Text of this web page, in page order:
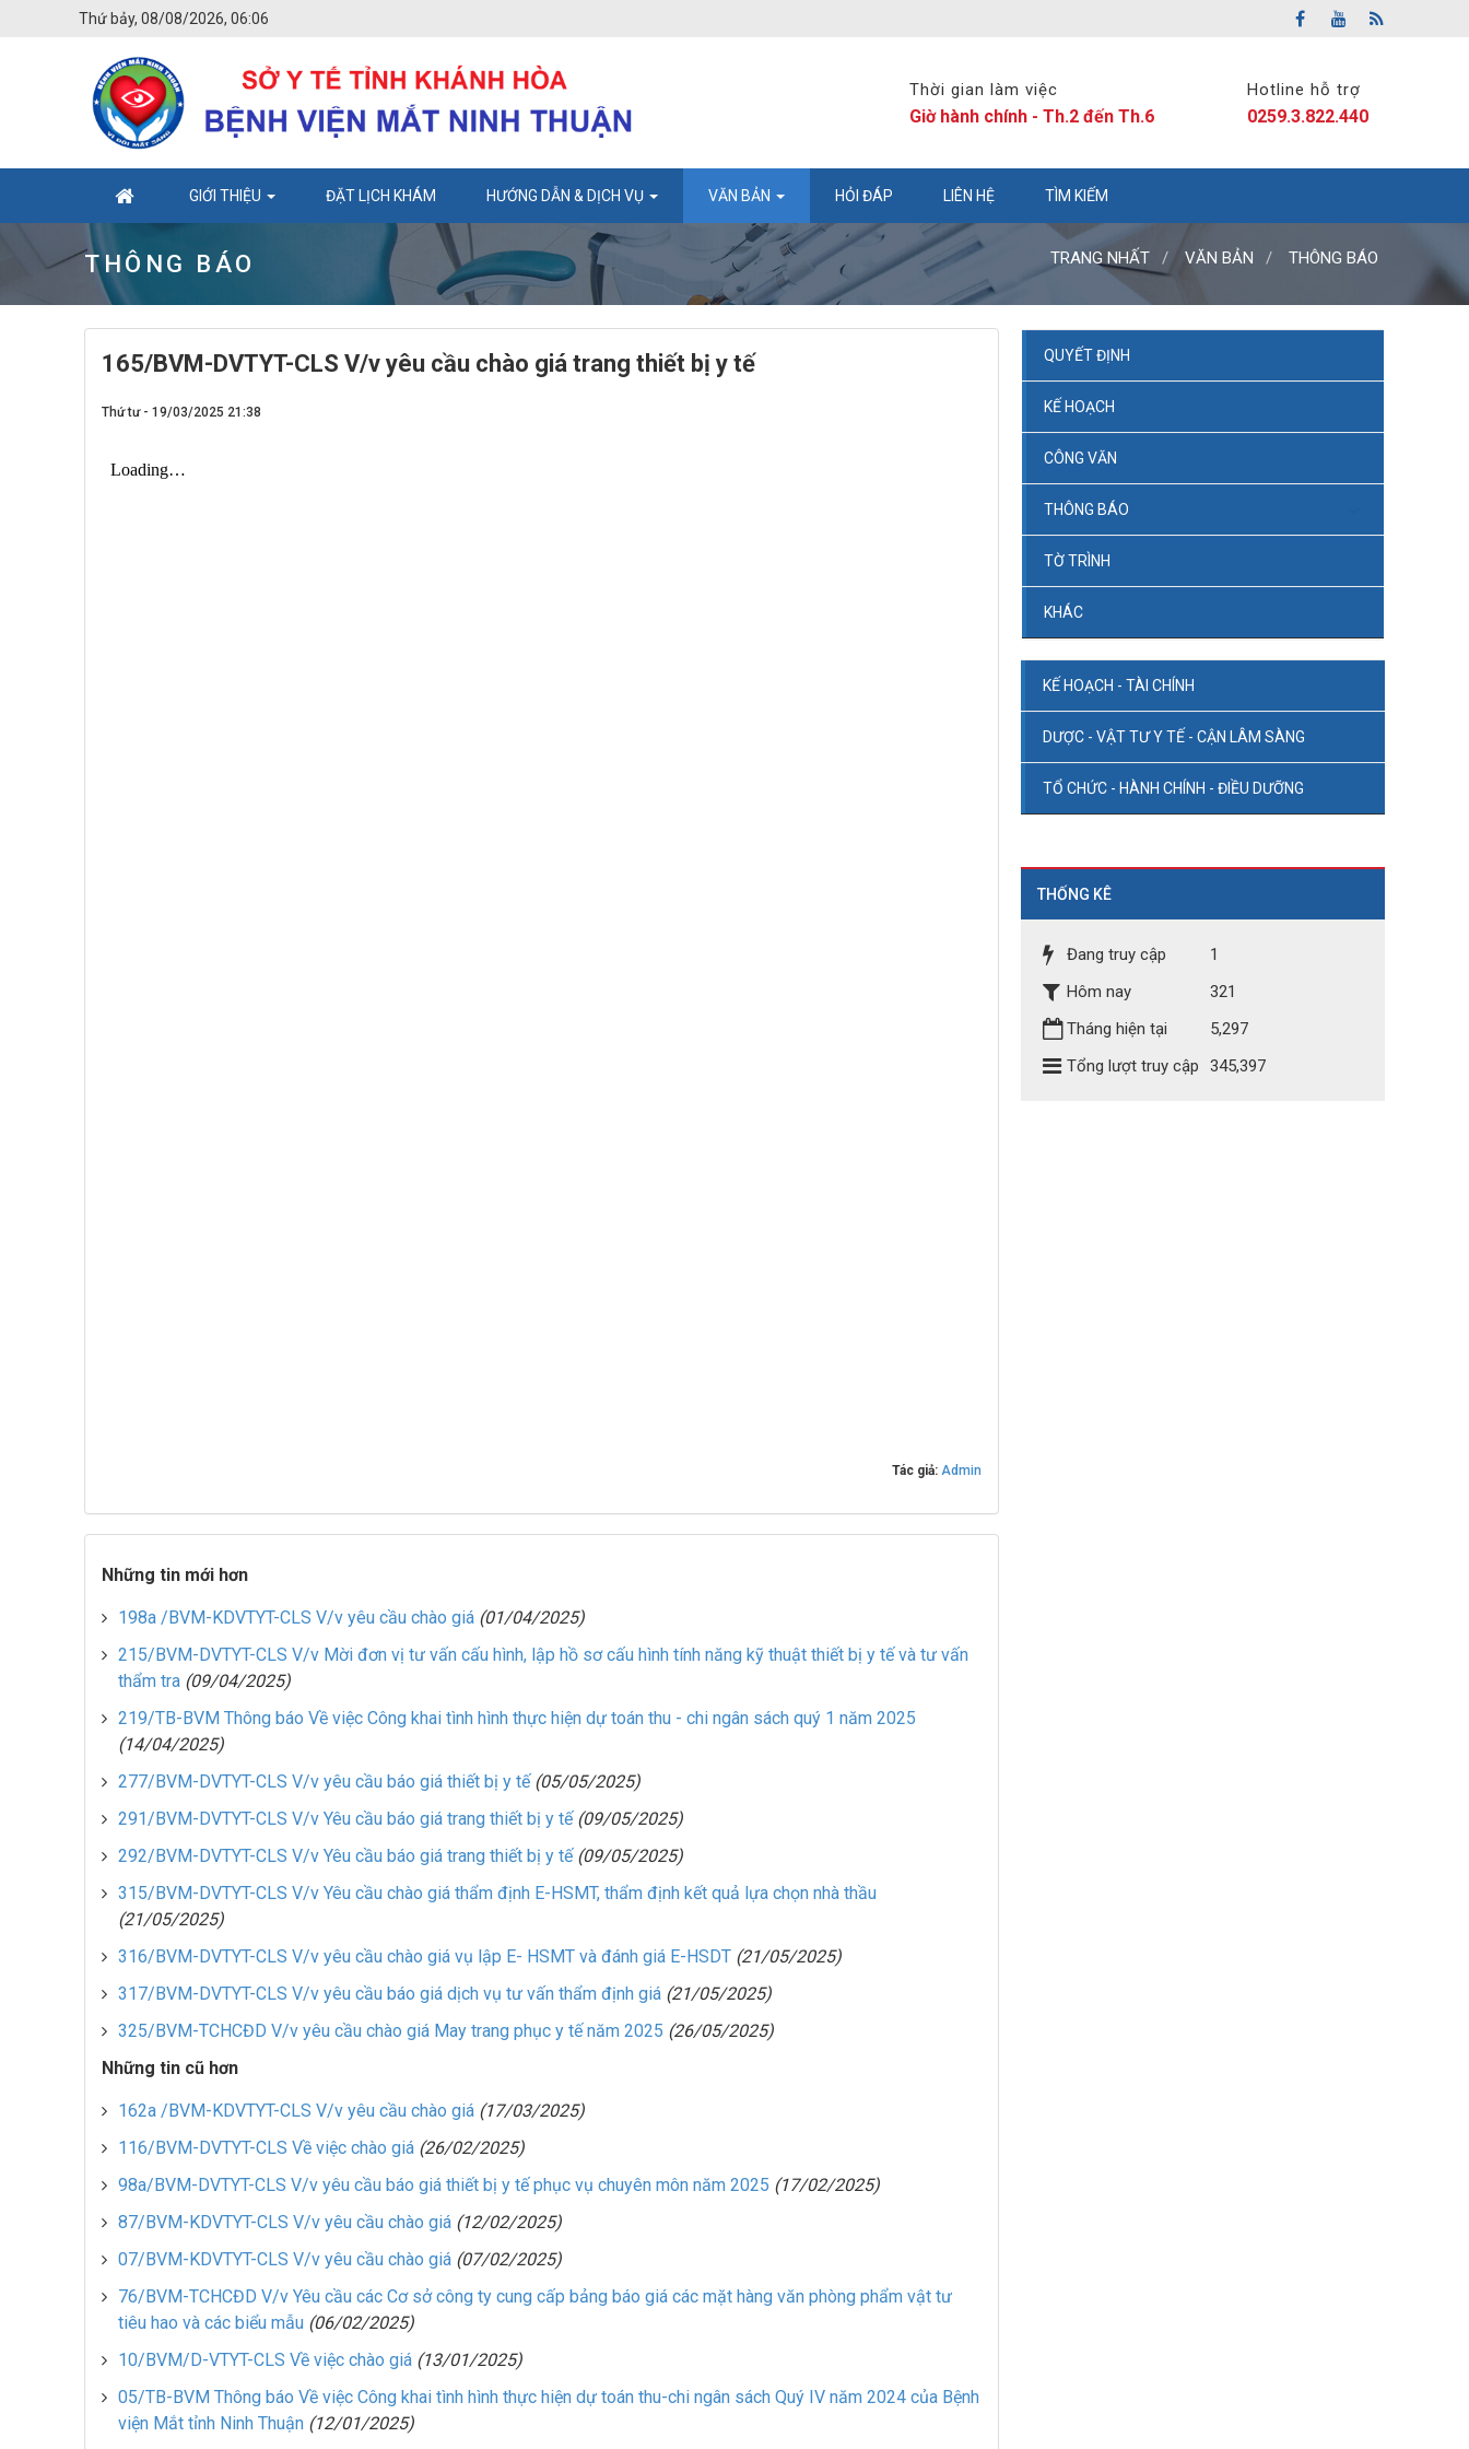
Thứ bảy, 08/08/2026, 06:06
Thời gian làm việc
Giờ hành chính - Th.2 đến Th.6
Hotline hỗ trợ
0259.3.822.440
GIỚI THIỆU ĐẶT LỊCH KHÁM HƯỚNG DẪN & DỊCH VỤ VĂN BẢN HỎI ĐÁP LIÊN HỆ TÌM KIẾM
THÔNG BÁO TRANG NHẤT VĂN BẢN THÔNG BÁO
165/BVM-DVTYT-CLS V/v yêu cầu chào giá trang thiết bị y tế
Thứ tư - 19/03/2025 21:38
Tác giả:Admin
Những tin mới hơn
198a /BVM-KDVTYT-CLS V/v yêu cầu chào giá (01/04/2025)
215/BVM-DVTYT-CLS V/v Mời đơn vị tư vấn cấu hình, lập hồ sơ cấu hình tính năng kỹ thuật thiết bị y tế và tư vấn
thẩm tra (09/04/2025)
219/TB-BVM Thông báo Về việc Công khai tình hình thực hiện dự toán thu - chi ngân sách quý 1 năm 2025
(14/04/2025)
277/BVM-DVTYT-CLS V/v yêu cầu báo giá thiết bị y tế (05/05/2025)
291/BVM-DVTYT-CLS V/v Yêu cầu báo giá trang thiết bị y tế (09/05/2025)
292/BVM-DVTYT-CLS V/v Yêu cầu báo giá trang thiết bị y tế (09/05/2025)
315/BVM-DVTYT-CLS V/v Yêu cầu chào giá thẩm định E-HSMT, thẩm định kết quả lựa chọn nhà thầu
(21/05/2025)
316/BVM-DVTYT-CLS V/v yêu cầu chào giá vụ lập E- HSMT và đánh giá E-HSDT (21/05/2025)
317/BVM-DVTYT-CLS V/v yêu cầu báo giá dịch vụ tư vấn thẩm định giá (21/05/2025)
325/BVM-TCHCĐD V/v yêu cầu chào giá May trang phục y tế năm 2025 (26/05/2025)
Những tin cũ hơn
162a /BVM-KDVTYT-CLS V/v yêu cầu chào giá (17/03/2025)
116/BVM-DVTYT-CLS Về việc chào giá (26/02/2025)
98a/BVM-DVTYT-CLS V/v yêu cầu báo giá thiết bị y tế phục vụ chuyên môn năm 2025 (17/02/2025)
87/BVM-KDVTYT-CLS V/v yêu cầu chào giá (12/02/2025)
07/BVM-KDVTYT-CLS V/v yêu cầu chào giá (07/02/2025)
76/BVM-TCHCĐD V/v Yêu cầu các Cơ sở công ty cung cấp bảng báo giá các mặt hàng văn phòng phẩm vật tư
tiêu hao và các biểu mẫu (06/02/2025)
10/BVM/D-VTYT-CLS Về việc chào giá (13/01/2025)
05/TB-BVM Thông báo Về việc Công khai tình hình thực hiện dự toán thu-chi ngân sách Quý IV năm 2024 của Bệnh
viện Mắt tỉnh Ninh Thuận (12/01/2025)
QUYẾT ĐỊNH
KẾ HOẠCH
CÔNG VĂN
THÔNG BÁO
TỜ TRÌNH
KHÁC
KẾ HOẠCH - TÀI CHÍNH
DƯỢC - VẬT TƯ Y TẾ - CẬN LÂM SÀNG
TỔ CHỨC - HÀNH CHÍNH - ĐIỀU DƯỠNG
THỐNG KÊ
Đang truy cập
1
Hôm nay
321
Tháng hiện tại
5,297
Tổng lượt truy cập
345,397